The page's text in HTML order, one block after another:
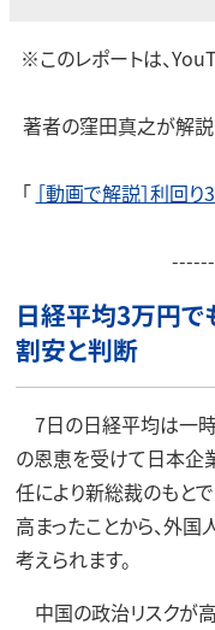
※このレポートは、
著者の窪田真之が解説
「 ［動画で解説］利回
日経平均3万円で
割安と判断
7日の日経平均は一
の恩恵を受けて日本企
任により新総裁のもと
高まったことから、外
考えられます。
中国の政治リスクが